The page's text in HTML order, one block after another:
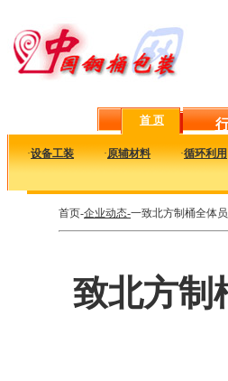
首 页
·设备工装 ·原辅材料 ·循环利用
首页-企业动态-一致北方制桶全体
致北方制